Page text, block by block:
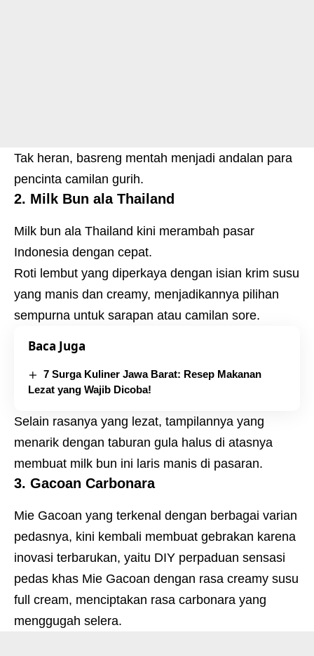
Tak heran, basreng mentah menjadi andalan para
pencinta camilan gurih.
2. Milk Bun ala Thailand
Milk bun ala Thailand kini merambah pasar
Indonesia dengan cepat.
Roti lembut yang diperkaya dengan isian krim susu
yang manis dan creamy, menjadikannya pilihan
sempurna untuk sarapan atau camilan sore.
Baca Juga
7 Surga Kuliner Jawa Barat: Resep Makanan
Lezat yang Wajib Dicoba!
Selain rasanya yang lezat, tampilannya yang
menarik dengan taburan gula halus di atasnya
membuat milk bun ini laris manis di pasaran.
3. Gacoan Carbonara
Mie Gacoan yang terkenal dengan berbagai varian
pedasnya, kini kembali membuat gebrakan karena
inovasi terbarukan, yaitu DIY perpaduan sensasi
pedas khas Mie Gacoan dengan rasa creamy susu
full cream, menciptakan rasa carbonara yang
menggugah selera.